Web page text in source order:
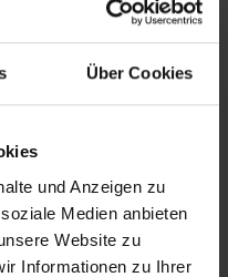
Über Cookies
und Anzeigen zu
Medien anbieten
Website zu
Informationen zu Ihrer